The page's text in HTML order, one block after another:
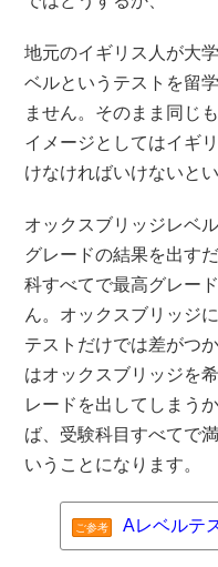
地元のイギリス人が大
ベルというテストを留
ません。そのまま同じ
イメージとしてはイギ
けなければいけないと
オックスブリッジレベ
グレードの結果を出す
科すべてで最高グレー
ん。オックスブリッジ
テストだけでは差がつ
はオックスブリッジを
レードを出してしまう
ば、受験科目すべてで
いうことになります。
ご参考 Aレベルテ